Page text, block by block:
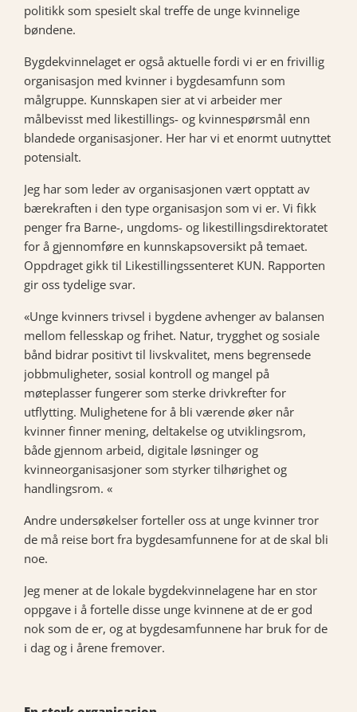
politikk som spesielt skal treffe de unge kvinnelige
bøndene.
Bygdekvinnelaget er også aktuelle fordi vi er en frivillig
organisasjon med kvinner i bygdesamfunn som
målgruppe. Kunnskapen sier at vi arbeider mer
målbevisst med likestillings- og kvinnespørsmål enn
blandede organisasjoner. Her har vi et enormt uutnyttet
potensialt.
Jeg har som leder av organisasjonen vært opptatt av
bærekraften i den type organisasjon som vi er. Vi fikk
penger fra Barne-, ungdoms- og likestillingsdirektoratet
for å gjennomføre en kunnskapsoversikt på temaet.
Oppdraget gikk til Likestillingssenteret KUN. Rapporten
gir oss tydelige svar.
«Unge kvinners trivsel i bygdene avhenger av balansen
mellom fellesskap og frihet. Natur, trygghet og sosiale
bånd bidrar positivt til livskvalitet, mens begrensede
jobbmuligheter, sosial kontroll og mangel på
møteplasser fungerer som sterke drivkrefter for
utflytting. Mulighetene for å bli værende øker når
kvinner finner mening, deltakelse og utviklingsrom,
både gjennom arbeid, digitale løsninger og
kvinneorganisasjoner som styrker tilhørighet og
handlingsrom. «
Andre undersøkelser forteller oss at unge kvinner tror
de må reise bort fra bygdesamfunnene for at de skal bli
noe.
Jeg mener at de lokale bygdekvinnelagene har en stor
oppgave i å fortelle disse unge kvinnene at de er god
nok som de er, og at bygdesamfunnene har bruk for de
i dag og i årene fremover.